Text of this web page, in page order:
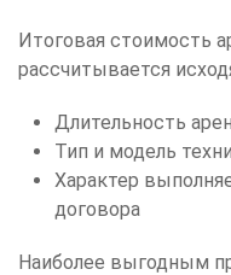
Итоговая стоимость
рассчитывается
Длительность
Тип и модель
Характер
договора
Наиболее выгодным